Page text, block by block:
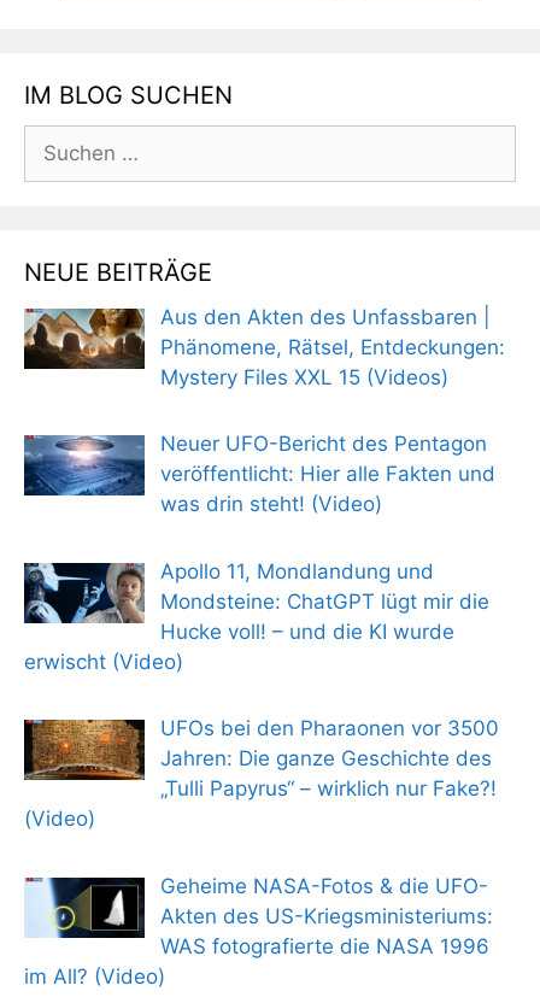
IM BLOG SUCHEN
nach:
NEUE BEITRÄGE
Aus den Akten des Unfassbaren |
Phänomene, Rätsel, Entdeckungen:
Mystery Files XXL 15 (Videos)
Neuer UFO-Bericht des Pentagon
veröffentlicht: Hier alle Fakten und
was drin steht! (Video)
Apollo 11, Mondlandung und
Mondsteine: ChatGPT lügt mir die
Hucke voll! – und die KI wurde
erwischt (Video)
UFOs bei den Pharaonen vor 3500
Jahren: Die ganze Geschichte des
„Tulli Papyrus“ – wirklich nur Fake?!
(Video)
Geheime NASA-Fotos & die UFO-
Akten des US-Kriegsministeriums:
WAS fotografierte die NASA 1996
im All? (Video)